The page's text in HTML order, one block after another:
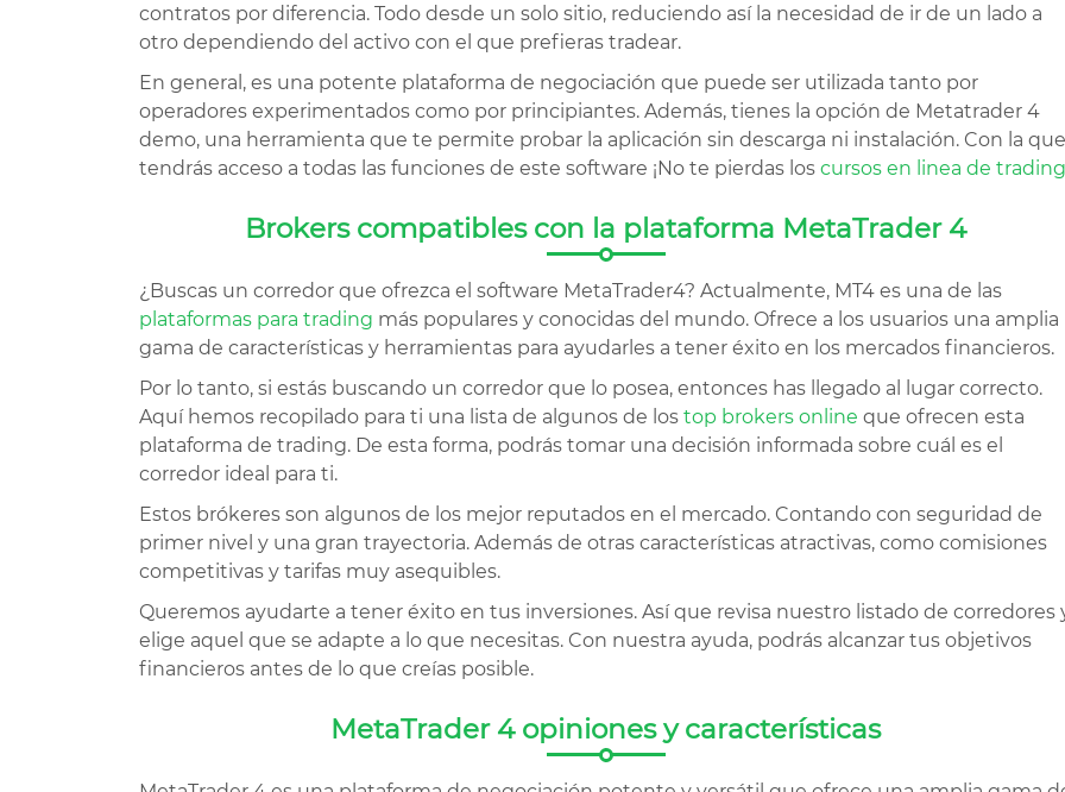
contratos por diferencia. Todo desde un solo sitio, reduciendo así la necesidad de ir de un lado a
otro dependiendo del activo con el que prefieras tradear.
En general, es una potente plataforma de negociación que puede ser utilizada tanto por
operadores experimentados como por principiantes. Además, tienes la opción de Metatrader 4
demo, una herramienta que te permite probar la aplicación sin descarga ni instalación. Con la que
tendrás acceso a todas las funciones de este software ¡No te pierdas los cursos en linea de trading
Brokers compatibles con la plataforma MetaTrader 4
¿Buscas un corredor que ofrezca el software MetaTrader4? Actualmente, MT4 es una de las
plataformas para trading más populares y conocidas del mundo. Ofrece a los usuarios una amplia
gama de características y herramientas para ayudarles a tener éxito en los mercados financieros.
Por lo tanto, si estás buscando un corredor que lo posea, entonces has llegado al lugar correcto.
Aquí hemos recopilado para ti una lista de algunos de los top brokers online que ofrecen esta
plataforma de trading. De esta forma, podrás tomar una decisión informada sobre cuál es el
corredor ideal para ti.
Estos brókeres son algunos de los mejor reputados en el mercado. Contando con seguridad de
primer nivel y una gran trayectoria. Además de otras características atractivas, como comisiones
competitivas y tarifas muy asequibles.
Queremos ayudarte a tener éxito en tus inversiones. Así que revisa nuestro listado de corredores
elige aquel que se adapte a lo que necesitas. Con nuestra ayuda, podrás alcanzar tus objetivos
financieros antes de lo que creías posible.
MetaTrader 4 opiniones y características